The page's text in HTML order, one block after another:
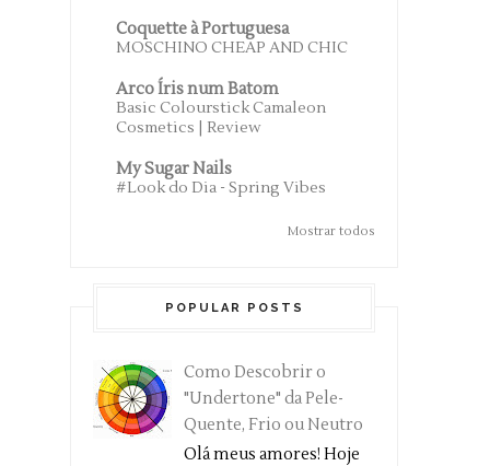
Coquette à Portuguesa
MOSCHINO CHEAP AND CHIC
Arco Íris num Batom
Basic Colourstick Camaleon
Cosmetics | Review
My Sugar Nails
#Look do Dia - Spring Vibes
Mostrar todos
POPULAR POSTS
Como Descobrir o
"Undertone" da Pele-
Quente, Frio ou Neutro
Olá meus amores! Hoje